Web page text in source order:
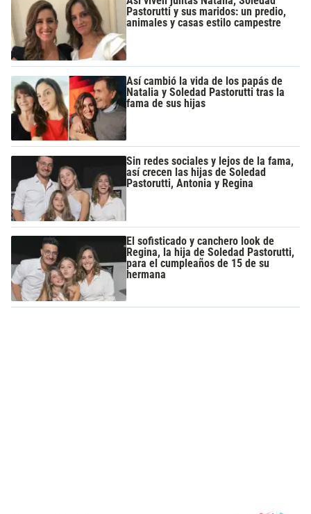
Pastorutti y sus maridos: un predio,
animales y casas estilo campestre
Así cambió la vida de los papás de
Natalia y Soledad Pastorutti tras la
fama de sus hijas
Sin redes sociales y lejos de la fama,
así crecen las hijas de Soledad
Pastorutti, Antonia y Regina
El sofisticado y canchero look de
Regina, la hija de Soledad Pastorutti,
para el cumpleaños de 15 de su
hermana